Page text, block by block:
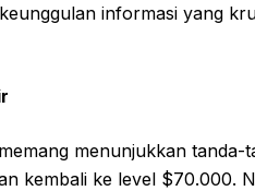
informasi yang
menunjukkan tanda-
kembali ke level $70.000.